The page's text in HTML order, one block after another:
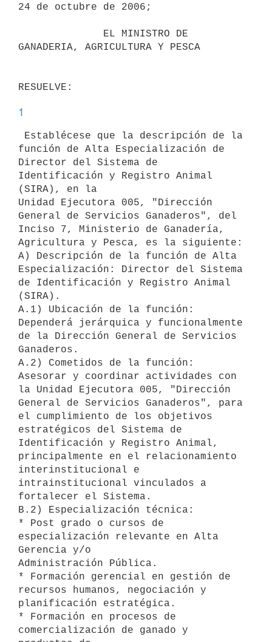
24 de octubre de 2006;
GANADERIA, AGRICULTURA Y PESCA
1
función de Alta Especialización de
Director del Sistema de
Identificación y Registro Animal
(SIRA), en la
Unidad Ejecutora 005, "Dirección
General de Servicios Ganaderos", del
Inciso 7, Ministerio de Ganadería,
Agricultura y Pesca, es la siguiente:
A) Descripción de la función de Alta
Especialización: Director del Sistema
de Identificación y Registro Animal
(SIRA).
A.1) Ubicación de la función:
Dependerá jerárquica y funcionalmente
de la Dirección General de Servicios
Ganaderos.
A.2) Cometidos de la función:
Asesorar y coordinar actividades con
la Unidad Ejecutora 005, "Dirección
General de Servicios Ganaderos", para
el cumplimiento de los objetivos
estratégicos del Sistema de
Identificación y Registro Animal,
principalmente en el relacionamiento
interinstitucional e
intrainstitucional vinculados a
fortalecer el Sistema.
B.2) Especialización técnica:
* Post grado o cursos de
especialización relevante en Alta
Gerencia y/o
Administración Pública.
* Formación gerencial en gestión de
recursos humanos, negociación y
planificación estratégica.
* Formación en procesos de
comercialización de ganado y